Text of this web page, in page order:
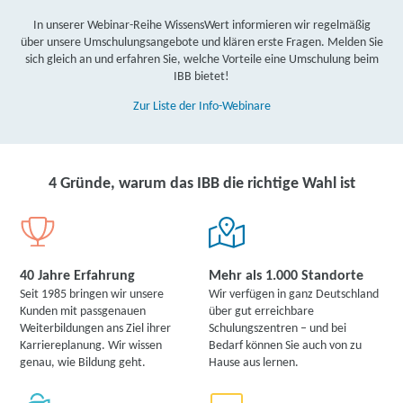
In unserer Webinar-Reihe WissensWert informieren wir regelmäßig
über unsere Umschulungsangebote und klären erste Fragen. Melden Sie
sich gleich an und erfahren Sie, welche Vorteile eine Umschulung beim
IBB bietet!
Zur Liste der Info-Webinare
4 Gründe, warum das IBB die richtige Wahl ist
40 Jahre Erfahrung
Seit 1985 bringen wir unsere
Kunden mit passgenauen
Weiterbildungen ans Ziel ihrer
Karriereplanung. Wir wissen
genau, wie Bildung geht.
Mehr als 1.000 Standorte
Wir verfügen in ganz Deutschland
über gut erreichbare
Schulungszentren – und bei
Bedarf können Sie auch von zu
Hause aus lernen.